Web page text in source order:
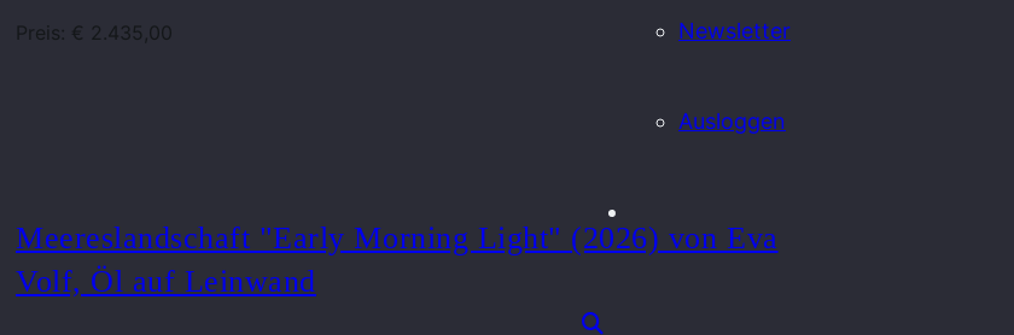
Newsletter
Ausloggen
Preis: € 2.435,00
Meereslandschaft "Early Morning Light" (2026) von Eva
Volf, Öl auf Leinwand